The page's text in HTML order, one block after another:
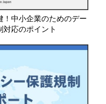
中小企業のためのデー
対応のポイント